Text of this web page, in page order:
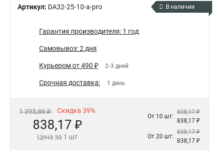
Артикул: DA32-25-10-a-pro В наличии
Гарантия производителя: 1 год
Самовывоз: 2 дня
Курьером от 490 ₽ 2-3 дней
Срочная доставка: 1 день
1 395,86 ₽ Скидка 39%
838,17 ₽
Цена за 1 шт
От 10 шт:
838,17 ₽
838,17 ₽
От 20 шт:
838,17 ₽
838,17 ₽